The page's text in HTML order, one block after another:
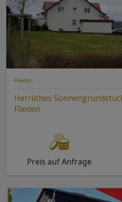
Flieden
Herrliches
Flieden
Preis auf Anfrage